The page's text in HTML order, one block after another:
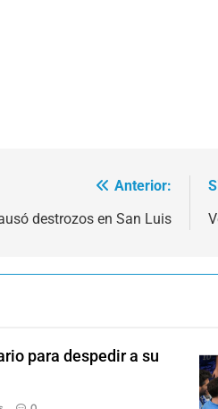
Anterior:
destrozos en San Luis
para despedir a su